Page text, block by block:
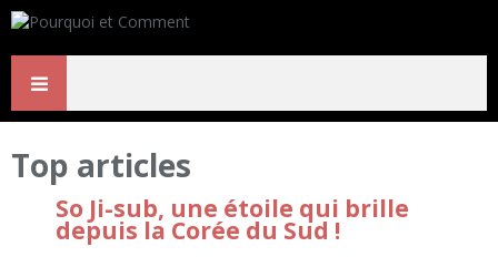
Top articles
So Ji-sub, une étoile qui brille
depuis la Corée du Sud !